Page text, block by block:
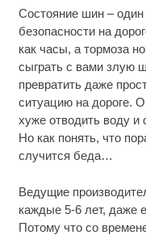
Состояние шин –
безопасности на
как часы, а тормоза
сыграть с вами злую
превратить даже
ситуацию на дороге.
хуже отводить воду и
Но как понять, что
случится беда…
Ведущие
каждые 5-6 лет, даже
Потому что со